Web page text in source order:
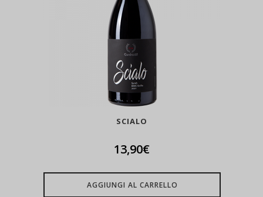
SCIALO
13,90€
AGGIUNGI AL CARRELLO